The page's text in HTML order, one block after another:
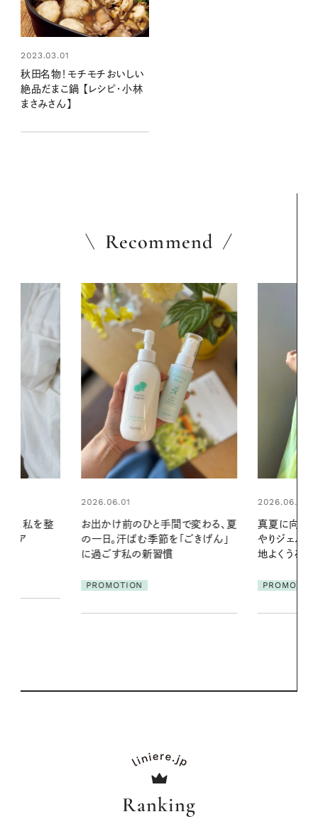
2023.03.01
秋田名物！モチモチおいしい
絶品だまこ鍋 【レシピ・小林
まさみさん】
Recommend
変わる、夏
ごきげん」
2026.06.01
真夏に向けて、ハーブが香るひん
やりジェルと出合う。暑い季節に心
地よくうるおう、軽やかなボディケ
PROMOTION
2026.07.21
リーとの重
Ranking